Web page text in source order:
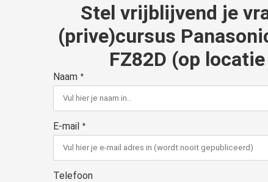
Stel vrijblijvend je
(prive)cursus
FZ82D (op
Naam *
E-mail *
Telefoon